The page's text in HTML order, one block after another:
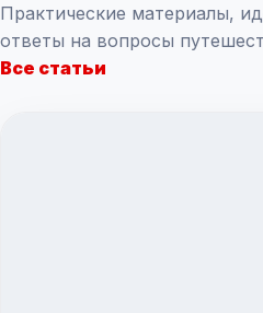
Практические материалы,
ответы на вопросы
Все статьи